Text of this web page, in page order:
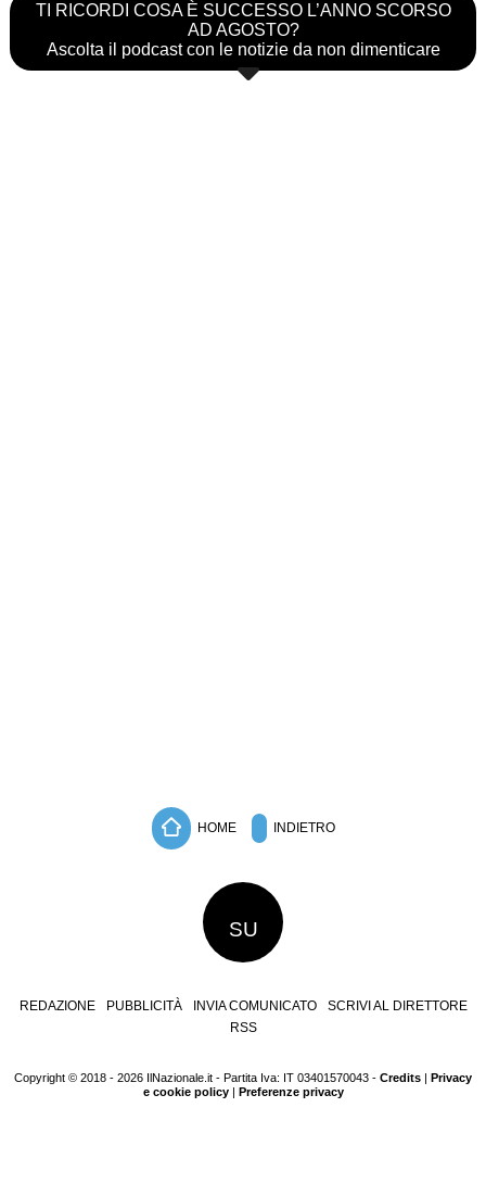
TI RICORDI COSA È SUCCESSO L’ANNO SCORSO
AD AGOSTO?
Ascolta il podcast con le notizie da non dimenticare
HOME INDIETRO
SU
REDAZIONE PUBBLICITÀ INVIA COMUNICATO
SCRIVI AL DIRETTORE
RSS
Copyright © 2018 - 2026 IlNazionale.it - Partita Iva: IT 03401570043 - Credits | Privacy
e cookie policy| Preferenze privacy